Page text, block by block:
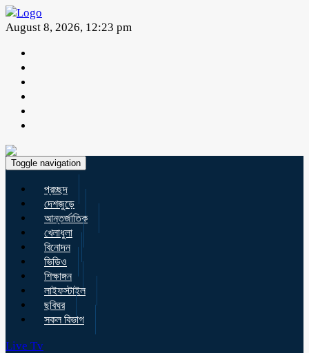
August 8, 2026, 12:23 pm
Toggle navigation
প্রচ্ছদ
দেশজুড়ে
আন্তর্জাতিক
খেলাধুলা
বিনোদন
ভিডিও
শিক্ষাঙ্গন
লাইফস্টাইল
ছবিঘর
সকল বিভাগ
Live Tv